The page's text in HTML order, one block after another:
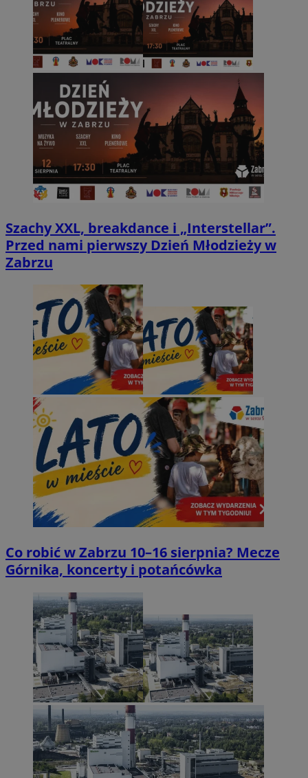
Szachy XXL, breakdance i „Interstellar”.
Przed nami pierwszy Dzień Młodzieży w
Zabrzu
Co robić w Zabrzu 10–16 sierpnia? Mecze
Górnika, koncerty i potańcówka